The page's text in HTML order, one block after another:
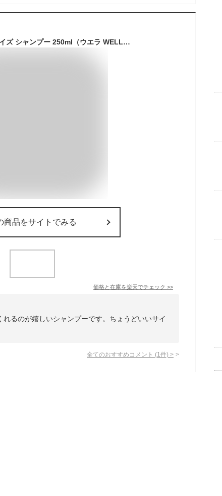
ウエラSP ボリューマイズ シャンプー 250ml（ウエラ WELLA ヘアケア シャンプー shampoo 軟毛 ボリューム ハリ コシ 美容室専売品 サロン専売品 おすすめ品 人気 サロンシャンプー)
商品をサイトでみる
価格と在庫を楽天でチェック >>
るのが嬉しいシャンプーです。ちょうどいいサイ
全てのおすすめコメント (1 件) >